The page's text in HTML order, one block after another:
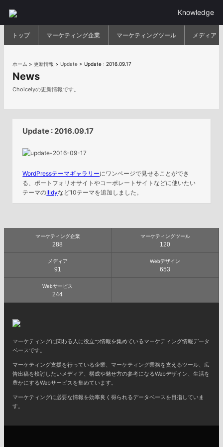
Knowledge
トップ マーケティング企業 マーケティングツール メディア
ホーム >更新情報 > Update >Update : 2016.09.17
News
Choicelyの更新情報です。
Update : 2016.09.17
WordPressテーマギャラリーにワンページで見せることができ
る、ポートフォリオサイトやコーポレートサイトなどに使いたい
テーマのIlldyなど10テーマを追加しました。
マーケティング企業
288
マーケティングツール
120
メディア
91
Webデザイン
653
Webサービス
244
マーケティングに関わる人に役立つ情報を集めているマーケティング情報データ
ベースです。
マーケティング支援を行っている企業、マーケティング業務を支えるツール、広
告出稿を検討したいメディア、構成や魅せ方の参考になるWebデザイン、生活を
豊かにするWebサービスを集めています。
マーケティングに必要な情報を効率良く得られるデータベースを目指していま
す。